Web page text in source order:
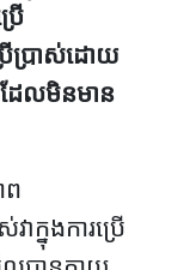
ើ
ប្រាស់ដោយ
ែលមិនមាន
ព
នុងការប្រើ